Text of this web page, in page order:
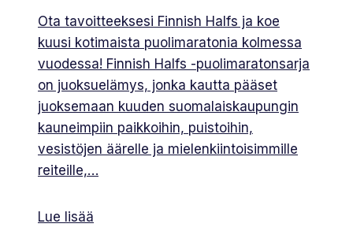
Ota tavoitteeksesi Finnish Halfs ja koe
kuusi kotimaista puolimaratonia kolmessa
vuodessa! Finnish Halfs -puolimaratonsarja
on juoksuelämys, jonka kautta pääset
juoksemaan kuuden suomalaiskaupungin
kauneimpiin paikkoihin, puistoihin,
vesistöjen äärelle ja mielenkiintoisimmille
reiteille,…
Lue lisää